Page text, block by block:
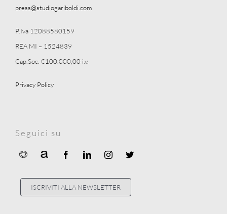
press@studiogariboldi.com
P.Iva 12088580159
REA MI – 1524839
Cap.Soc. €100.000,00 i.v.
Privacy Policy
Seguici su
ISCRIVITI ALLA NEWSLETTER